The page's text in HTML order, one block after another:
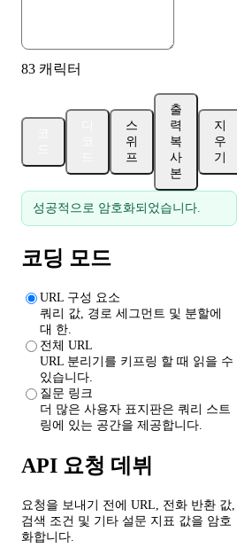
83 캐릭터
스
위
프
출
력
복
사
본
지
우
기
성공적으로 암호화되었습니다.
코딩 모드
URL 구성 요소
쿼리 값, 경로 세그먼트 및 분할에
대 한.
전체 URL
URL 분리기를 키프링 할 때 읽을 수
있습니다.
질문 링크
더 많은 사용자 표지판은 쿼리 스트
링에 있는 공간을 제공합니다.
API 요청 데뷔
요청을 보내기 전에 URL, 전화 반환 값,
검색 조건 및 기타 설문 지표 값을 암호
화합니다.